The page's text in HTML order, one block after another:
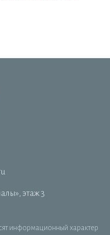
этаж 3
информационный характер